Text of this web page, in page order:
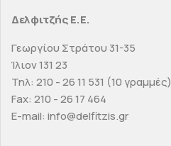
Δελφιτζής Ε.Ε.
Γεωργίου Στράτου 31-35
Ίλιον 131 23
Τηλ: 210 - 26 11 531 (10 γραμμές)
Fax: 210 - 26 17 464
E-mail: info@delfitzis.gr